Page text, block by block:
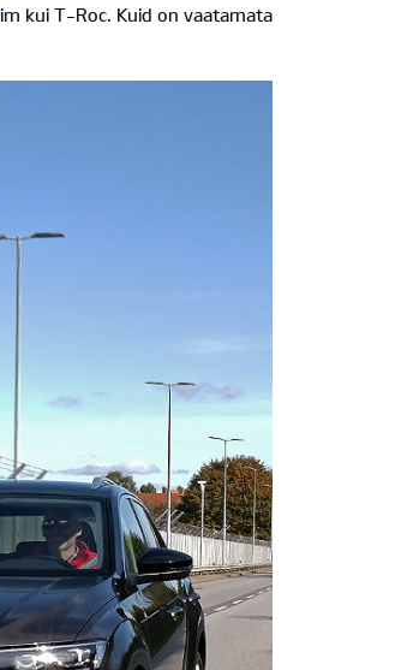
kui T-Roc. Kuid on vaatamata